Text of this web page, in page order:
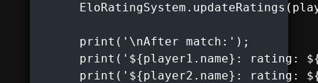
      print('\nAfter match:');
print('${player1.name}: rating:
print('${player2.name}: rating: